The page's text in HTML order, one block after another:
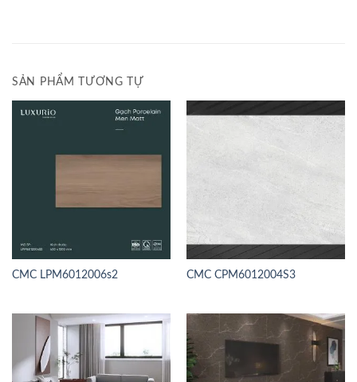
SẢN PHẨM TƯƠNG TỰ
CMC LPM6012006s2 CMC CPM6012004S3